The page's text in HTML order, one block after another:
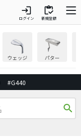
login
ログイン
inventory
新規登録
ウェッジ パター
#G440
search